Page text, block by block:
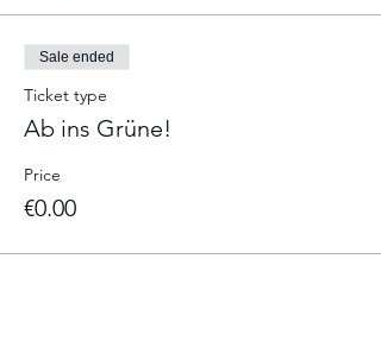
Sale ended
Ticket type
Ab ins Grüne!
Price
€0.00